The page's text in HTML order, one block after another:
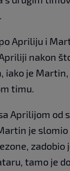
Apriliju i
nakon
iako je
timu.
Aprilijom od
je slomio
tamo je